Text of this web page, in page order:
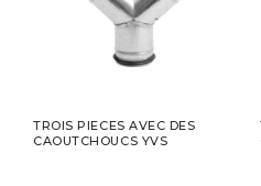
TROIS PIECES AVEC DES
CAOUTCHOUCS YVS